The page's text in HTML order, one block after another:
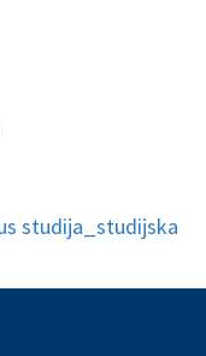
studija_studijska